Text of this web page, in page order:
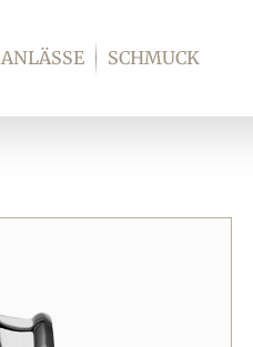
ANLÄSSE SCHMUCK